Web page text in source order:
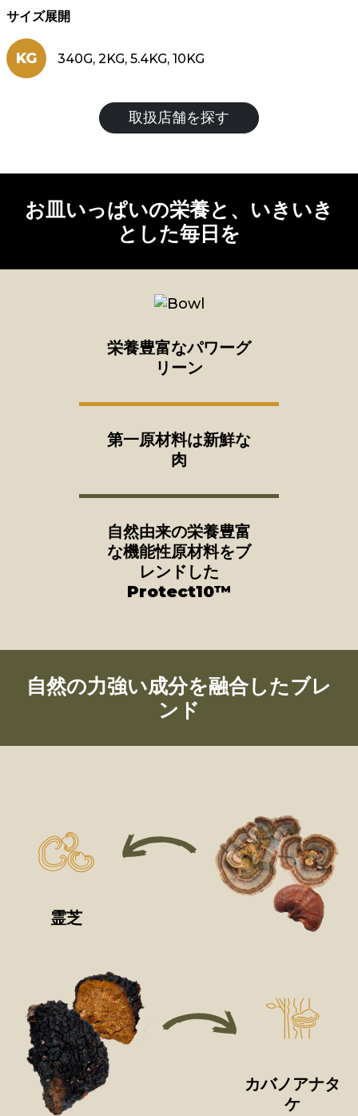
サイズ展開
KG 340G, 2KG, 5.4KG, 10KG
取扱店舗を探す
お皿いっぱいの栄養と、いきいき
とした毎日を
栄養豊富なパワーグ
リーン
第一原材料は新鮮な
肉
自然由来の栄養豊富
な機能性原材料をブ
レンドした
Protect10™
自然の力強い成分を融合したブレ
ンド
霊芝
カバノアナタ
ケ